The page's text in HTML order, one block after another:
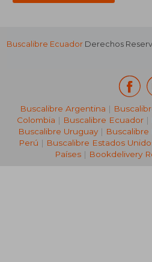
Buscalibre Ecuador Derechos
Buscalibre Argentina |
Colombia | Buscalibre Ecuador |
Buscalibre Uruguay| Buscalibre
Perú | Buscalibre Estados
Países | Bookdelivery